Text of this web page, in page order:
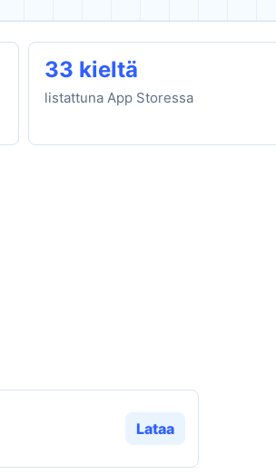
33 kieltä
listattuna App Storessa
Lataa